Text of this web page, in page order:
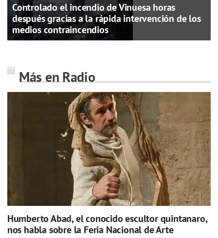
Controlado el incendio de Vinuesa horas
después gracias a la rápida intervención de los
medios contraincendios
Más en Radio
Humberto Abad, el conocido escultor quintanaro,
nos habla sobre la Feria Nacional de Arte